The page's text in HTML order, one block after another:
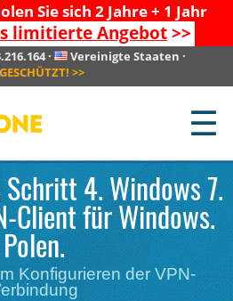
Sie sich 2 Jahre + 1 Jahr
limitierte Angebot>>
· Vereinigte Staaten ·
>>
☰
Schritt 4. Windows 7.
Client für Windows.
Polen.
Konfigurieren der VPN-